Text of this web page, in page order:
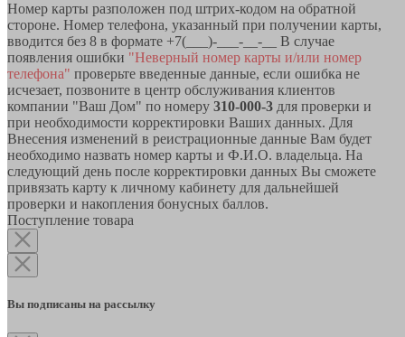
Номер карты разположен под штрих-кодом на обратной
стороне. Номер телефона, указанный при получении карты,
вводится без 8 в формате +7(___)-___-__-__ В случае
появления ошибки "Неверный номер карты и/или номер
телефона" проверьте введенные данные, если ошибка не
исчезает, позвоните в центр обслуживания клиентов
компании "Ваш Дом" по номеру 310-000-3 для проверки и
при необходимости корректировки Ваших данных. Для
Внесения изменений в реистрационные данные Вам будет
необходимо назвать номер карты и Ф.И.О. владельца. На
следующий день после корректировки данных Вы сможете
привязать карту к личному кабинету для дальнейшей
проверки и накопления бонусных баллов.
Поступление товара
Вы подписаны на рассылку